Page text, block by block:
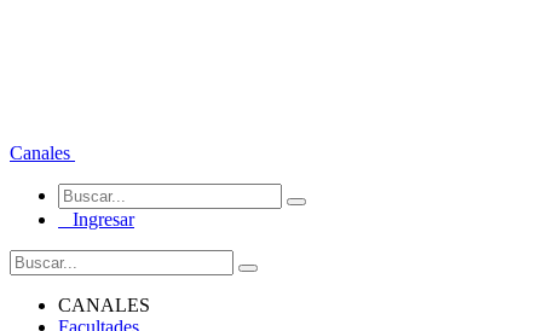
Canales
Ingresar
CANALES
Facultades